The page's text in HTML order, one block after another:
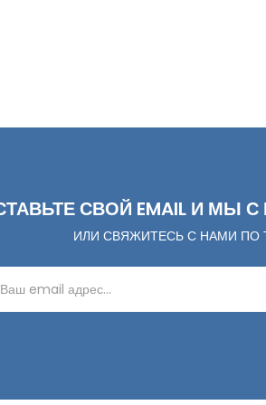
СВОЙ EMAIL И МЫ
ИЛИ СВЯЖИТЕСЬ С НАМИ ПО